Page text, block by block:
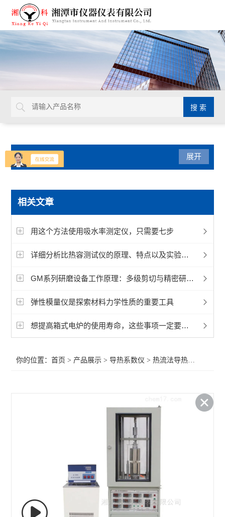
产品分类
瞬态导热仪
快速导热仪
高温导热仪
平板导热仪
热流法导热系数仪
展开
相关文章
用这个方法使用吸水率测定仪，只需要七步
详细分析比热容测试仪的原理、特点以及实验步骤
GM系列研磨设备工作原理：多级剪切与精密研磨的协同之道
弹性模量仪是探索材料力学性质的重要工具
想提高箱式电炉的使用寿命，这些事项一定要注意
你的位置：首页 > 产品展示 >导热系数仪 >热流法导热系数仪